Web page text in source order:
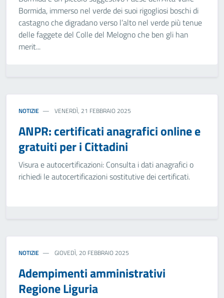
Bormida, immerso nel verde dei suoi rigogliosi boschi di
castagno che digradano verso l’alto nel verde più tenue
delle faggete del Colle del Melogno che ben gli han
merit...
NOTIZIE VENERDÌ, 21 FEBBRAIO 2025
ANPR: certificati anagrafici online e
gratuiti per i Cittadini
Visura e autocertificazioni: Consulta i dati anagrafici o
richiedi le autocertificazioni sostitutive dei certificati.
NOTIZIE GIOVEDÌ, 20 FEBBRAIO 2025
Adempimenti amministrativi
Regione Liguria